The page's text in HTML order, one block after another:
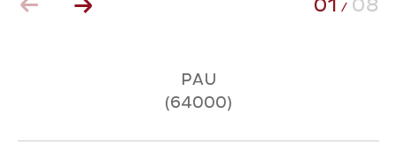
01 / 08
PAU
(64000)